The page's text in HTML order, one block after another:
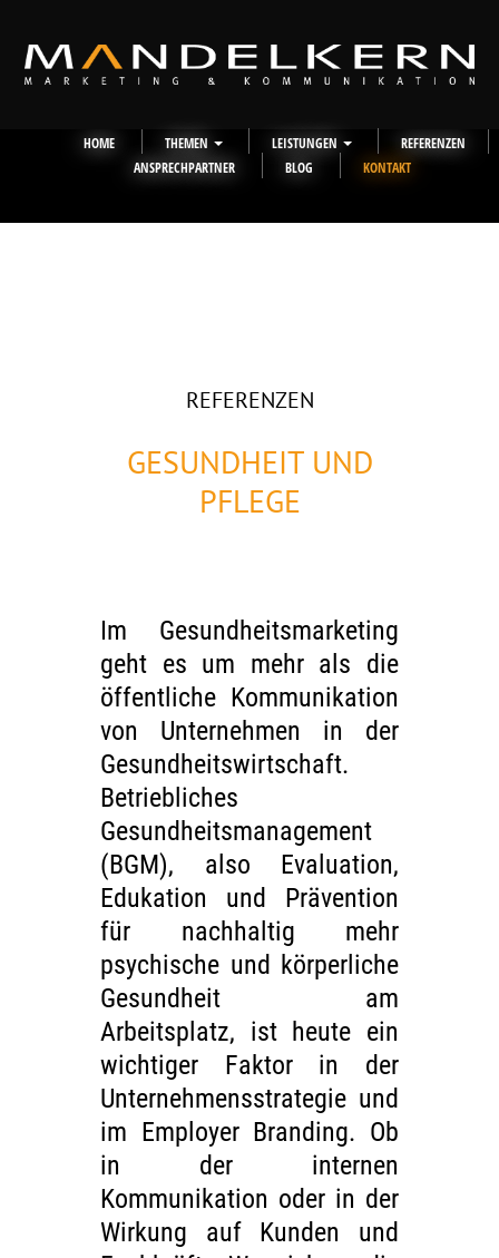
HOME THEMEN LEISTUNGEN
REFERENZEN
ANSPRECHPARTNER
BLOG KONTAKT
REFERENZEN
GESUNDHEIT UND
PFLEGE
Im Gesundheitsmarketing
geht es um mehr als die
öffentliche Kommunikation
von Unternehmen in der
Gesundheitswirtschaft.
Betriebliches
Gesundheitsmanagement
(BGM), also Evaluation,
Edukation und Prävention
für nachhaltig mehr
psychische und körperliche
Gesundheit am
Arbeitsplatz, ist heute ein
wichtiger Faktor in der
Unternehmensstrategie und
im Employer Branding. Ob
in der internen
Kommunikation oder in der
Wirkung auf Kunden und